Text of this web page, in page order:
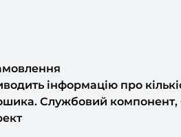
інформацію про
Службовий компонент,